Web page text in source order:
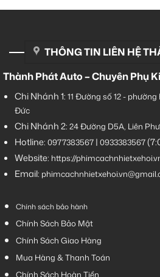
THÔNG TIN LIÊN HỆ
Thành Phát Auto – Chuyên Phụ
Chi Nhánh 1: 11 Đường số 12 -
Đức
Chi Nhánh 2: 24 Đường D5A, Liên
Hotline: 0977383567| 0933383567
Website: https://
Email:
Chính sách bảo hành
Chính Sách Bảo Mật
Chính Sách Giao Hàng
Mua Hàng & Thanh Toán
Chính Sách Hoàn Tiền